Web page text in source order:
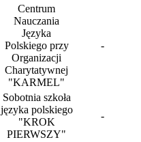
Centrum
Nauczania
Języka
Polskiego przy
Organizacji
Charytatywnej
"KARMEL"
-
Sobotnia szkoła
języka polskiego
"KROK
PIERWSZY"
-